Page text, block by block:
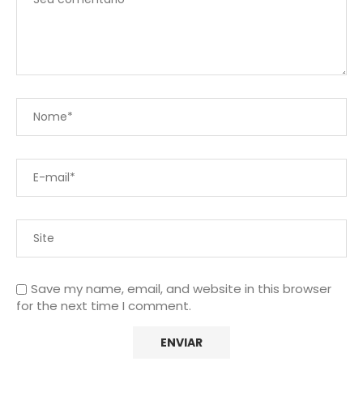
Save my name, email, and website in this browser
for the next time I comment.